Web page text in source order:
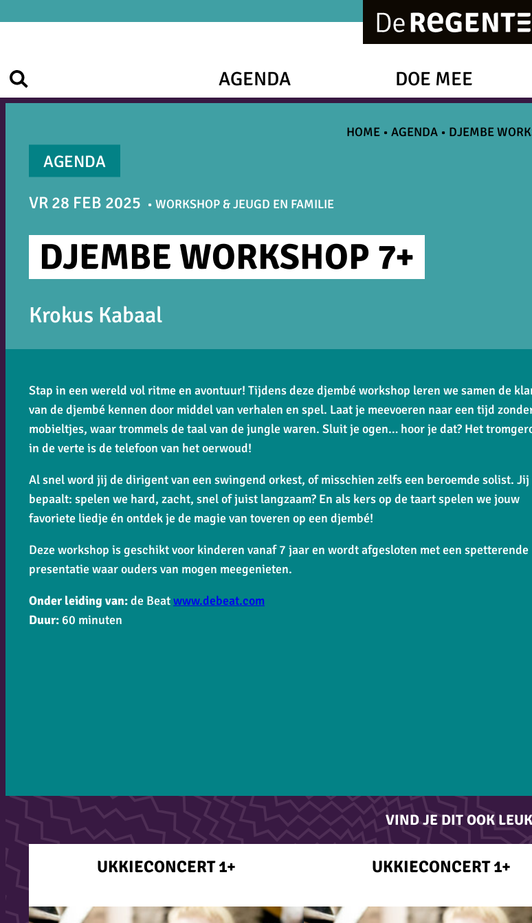
inhoud
AGENDA DOE MEE
HOME • AGENDA • DJEMBE
AGENDA
VR 28 FEB 2025 WORKSHOP & JEUGD EN FAMILIE
DJEMBE WORKSHOP 7+
Krokus Kabaal
Stap in een wereld vol ritme en avontuur! Tijdens deze djembé workshop leren we samen de
van de djembé kennen door middel van verhalen en spel. Laat je meevoeren naar een tijd
mobieltjes, waar trommels de taal van de jungle waren. Sluit je ogen… hoor je dat? Het
in de verte is de telefoon van het oerwoud!
Al snel word jij de dirigent van een swingend orkest, of misschien zelfs een beroemde solist. Jij
bepaalt: spelen we hard, zacht, snel of juist langzaam? En als kers op de taart spelen we jouw
favoriete liedje én ontdek je de magie van toveren op een djembé!
Deze workshop is geschikt voor kinderen vanaf 7 jaar en wordt afgesloten met een spetterende
presentatie waar ouders van mogen meegenieten.
Onder leiding van:de Beatwww.debeat.com
Duur: 60 minuten
VIND JE DIT OOK
UKKIECONCERT 1+ UKKIECONCERT 1+